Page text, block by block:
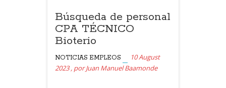
Búsqueda de personal
CPA TÉCNICO
Bioterio
NOTICIAS EMPLEOS
10 August
2023 , porJuan Manuel Baamonde